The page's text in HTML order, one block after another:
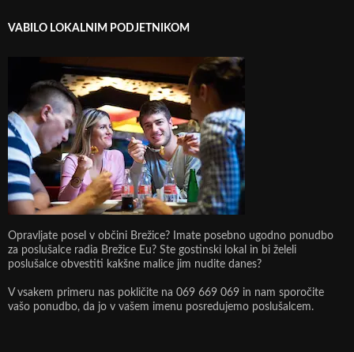
VABILO LOKALNIM PODJETNIKOM
Opravljate posel v občini Brežice? Imate posebno ugodno ponudbo
za poslušalce radia Brežice Eu? Ste gostinski lokal in bi želeli
poslušalce obvestiti kakšne malice jim nudite danes?
V vsakem primeru nas pokličite na 069 669 069 in nam sporočite
vašo ponudbo, da jo v vašem imenu posredujemo poslušalcem.